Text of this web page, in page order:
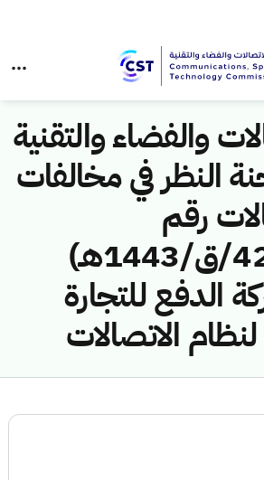
والفضاء والتقنية
النظر في مخالفات
رقم
(42745080/ق/1443هـ)
الدفع للتجارة
الاتصالات